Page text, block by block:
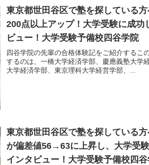
東京都世田谷区で塾を探している
200点以上アップ！大学受験に成功
ビュー！大学受験予備校四谷学院
四谷学院の先輩の合格体験記をご紹介するこ
するのは、一橋大学経済学部、慶應義塾大学
大学経済学部、東京理科大学経営学部、...
東京都世田谷区で塾を探している
が偏差値56→63に上昇し、大学受
インタビュー！大学受験予備校四